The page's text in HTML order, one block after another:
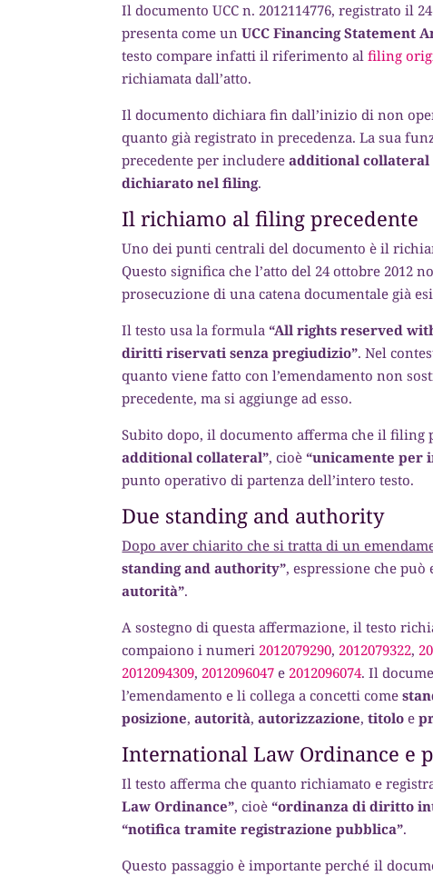
Il documento UCC n. 2012114776, registrato il
presenta come unUCC Financing Statement
testo compare infatti il riferimento alfiling
richiamata dall’atto.
Il documento dichiara fin dall’inizio di non
quanto già registrato in precedenza. La sua
precedente per includereadditional collateral
dichiarato nel filing.
Il richiamo al filing precedente
Uno dei punti centrali del documento è il
Questo significa che l’atto del 24 ottobre 2012
prosecuzione di una catena documentale già
Il testo usa la formula“All rights reserved
diritti riservati senza pregiudizio”. Nel
quanto viene fatto con l’emendamento non
precedente, ma si aggiunge ad esso.
Subito dopo, il documento afferma che il filing
additional collateral”, cioè“unicamente per
punto operativo di partenza dell’intero testo.
Due standing and authority
Dopo aver chiarito che si tratta di un
standing and authority”, espressione che
autorità”.
A sostegno di questa affermazione, il testo
compaiono i numeri 2012079290, 2012079322,
2012094309, 2012096047 e 2012096074. Il
l’emendamento e li collega a concetti come
posizione,autorità,autorizzazione,titolo e
International Law Ordinance e
Il testo afferma che quanto richiamato e
Law Ordinance”, cioè“ordinanza di diritto
“notifica tramite registrazione pubblica”.
Questo passaggio è importante perché il